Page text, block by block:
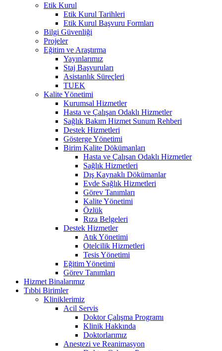
Etik Kurul
Etik Kurul Tarihleri
Etik Kurul Başvuru Formları
Bilgi Güvenliği
Projeler
Eğitim ve Araştırma
Yayınlarımız
Staj Başvuruları
Asistanlık Süreçleri
TUEK
Kalite Yönetimi
Kurumsal Hizmetler
Hasta ve Çalışan Odaklı Hizmetler
Sağlık Bakım Hizmet Sunum Rehberi
Destek Hizmetleri
Gösterge Yönetimi
Birim Kalite Dökümanları
Hasta ve Çalışan Odaklı Hizmetler
Sağlık Hizmetleri
Dış Kaynaklı Dökümanlar
Evde Sağlık Hizmetleri
Görev Tanımları
Kalite Yönetimi
Özlük
Rıza Belgeleri
Destek Hizmetler
Atık Yönetimi
Otelcilik Hizmetleri
Tesis Yönetimi
Eğitim Yönetimi
Görev Tanımları
Hizmet Binalarımız
Tıbbi Birimler
Kliniklerimiz
Acil Servis
Doktor Çalışma Programı
Klinik Hakkında
Doktorlarımız
Anestezi ve Reanimasyon